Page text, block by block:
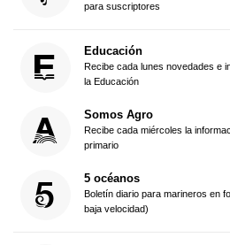
para suscriptores
Educación
Recibe cada lunes novedades e
la Educación
Somos Agro
Recibe cada miércoles la
primario
5 océanos
Boletín diario para marineros en
baja velocidad)